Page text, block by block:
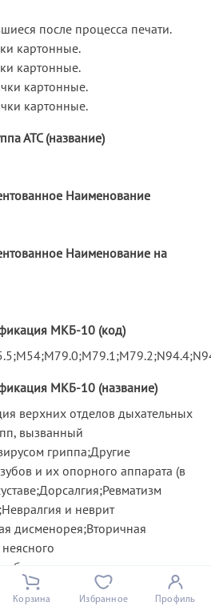
после процесса печати.
картонные.
картонные.
картонные.
картонные.
АТС (название)
Наименование
Наименование на
МКБ-10 (код)
МКБ-10 (название)
верхних отделов дыхательных
вызванный
гриппа;Другие
и их опорного аппарата (в
и неврит
дисменорея;Вторичная
боль
средства
Корзина Избранное Профиль